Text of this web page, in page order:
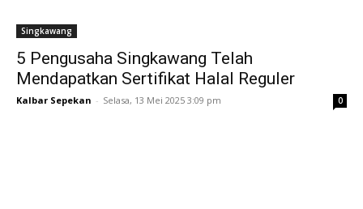
Singkawang
5 Pengusaha Singkawang Telah
Mendapatkan Sertifikat Halal Reguler
Kalbar Sepekan - Selasa, 13 Mei 2025 3:09 pm 0